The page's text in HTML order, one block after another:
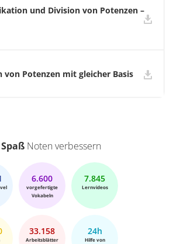
und Division von Potenzen –
von Potenzen mit gleicher Basis
Noten verbessern
6.600
vorgefertigte
Vokabeln
7.845
Lernvideos
33.158
Arbeitsblätter
24h
Hilfe von